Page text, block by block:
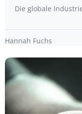
Die globale
Hannah Fuchs